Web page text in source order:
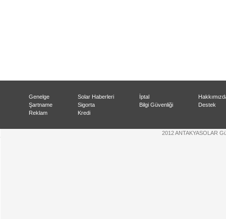
Genelge
Şartname
Reklam
Solar Haberleri
Sigorta
Kredi
İptal
Bilgi Güvenliği
Destek
2012 ANTAKYASOLAR